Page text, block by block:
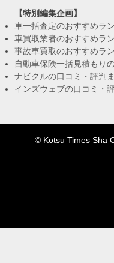
【特別編集企画】
車一括査定のおすすめラ
車買取業者のおすすめラ
事故車買取のおすすめラ
自動車保険一括見積もり
ナビクルの口コミ・評判
インズウェブの口コミ・
© Kotsu Times Sha